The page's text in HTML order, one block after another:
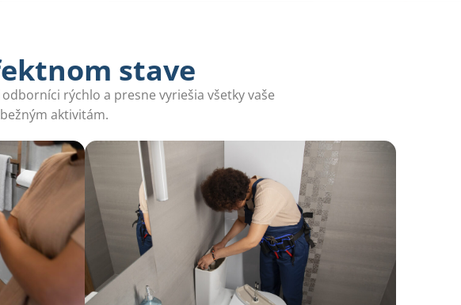
stave
rýchlo a presne vyriešia všetky vaše
aktivitám.